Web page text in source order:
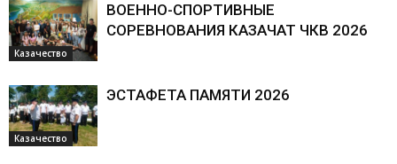
Казачество
ВОЕННО-СПОРТИВНЫЕ
СОРЕВНОВАНИЯ КАЗАЧАТ ЧКВ 2026
Казачество
ЭСТАФЕТА ПАМЯТИ 2026